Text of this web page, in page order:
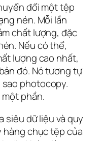
đổi một tệp
nén. Mỗi lần
chất lượng, đặc
Nếu có thể,
lượng cao nhất,
đó. Nó tương tự
photocopy.
phần.
siêu dữ liệu và quy
hàng chục tệp của